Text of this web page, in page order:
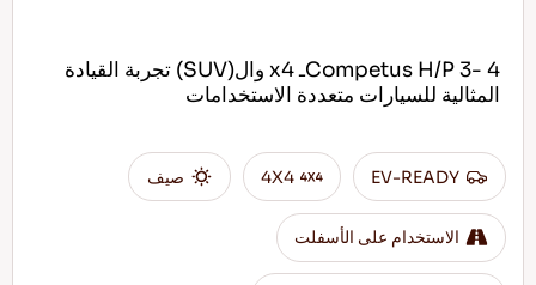
Competus H/P 3- 4ـ x4 وال(SUV) تجربة القيادة
المثالية للسيارات متعددة الاستخدامات
EV-READY
4X4 صيف
الاستخدام على الأسفلت